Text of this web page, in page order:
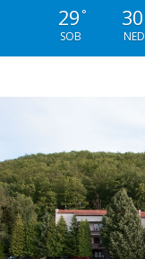
29 °
SOB
30
NED